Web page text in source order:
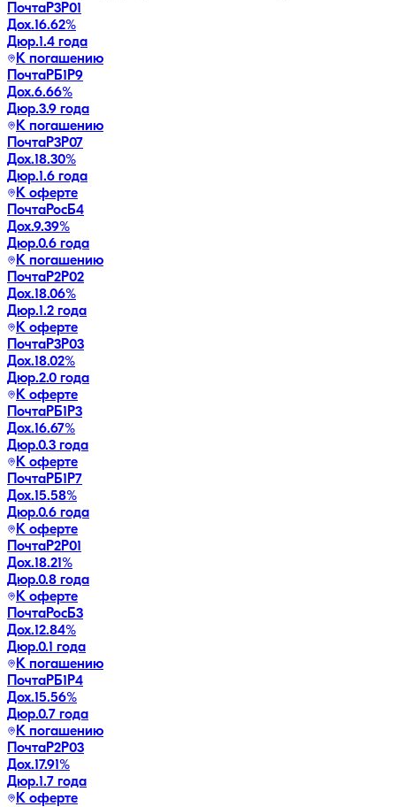
ПочтаР3P01
Дох.16.62%
Дюр.1.4 года
К погашению
ПочтаРБ1P9
Дох.6.66%
Дюр.3.9 года
К погашению
ПочтаР3P07
Дох.18.30%
Дюр.1.6 года
К оферте
ПочтаРосБ4
Дох.9.39%
Дюр.0.6 года
К погашению
ПочтаР2P02
Дох.18.06%
Дюр.1.2 года
К оферте
ПочтаР3P03
Дох.18.02%
Дюр.2.0 года
К оферте
ПочтаРБ1P3
Дох.16.67%
Дюр.0.3 года
К оферте
ПочтаРБ1P7
Дох.15.58%
Дюр.0.6 года
К оферте
ПочтаР2P01
Дох.18.21%
Дюр.0.8 года
К оферте
ПочтаРосБ3
Дох.12.84%
Дюр.0.1 года
К погашению
ПочтаРБ1P4
Дох.15.56%
Дюр.0.7 года
К погашению
ПочтаР2P03
Дох.17.91%
Дюр.1.7 года
К оферте